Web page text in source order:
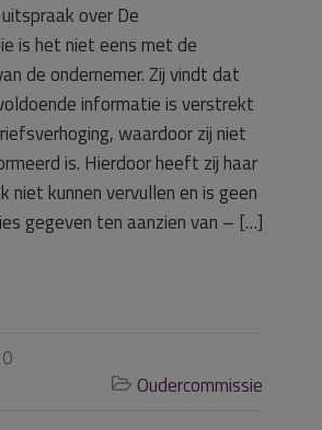
over De
is het niet eens met de
de ondernemer. Zij vindt dat
informatie is verstrekt
waardoor zij niet
is. Hierdoor heeft zij haar
kunnen vervullen en is geen
gegeven ten aanzien van – […]
 Oudercommissie